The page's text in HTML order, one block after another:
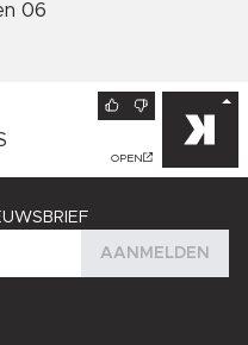
06
OPEN
AANMELDEN